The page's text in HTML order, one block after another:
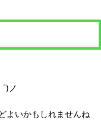
)ノ
いかもしれませんね